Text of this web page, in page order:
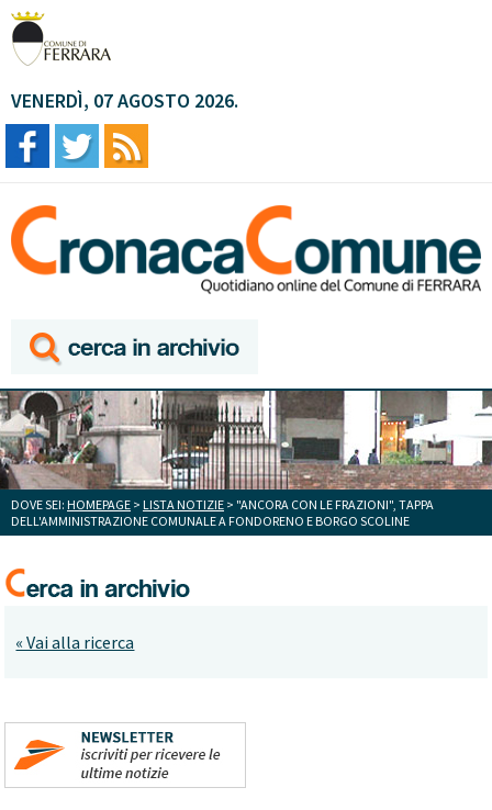
VENERDÌ, 07 AGOSTO 2026.
DOVE SEI: HOMEPAGE > LISTA NOTIZIE > "ANCORA CON LE FRAZIONI", TAPPA
DELL'AMMINISTRAZIONE COMUNALE A FONDORENO E BORGO SCOLINE
« Vai alla ricerca